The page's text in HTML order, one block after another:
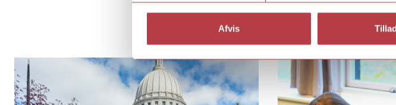
Afvis